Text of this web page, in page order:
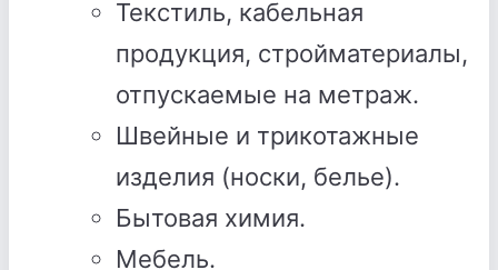
Текстиль, кабельная
продукция, стройматериалы,
отпускаемые на метраж.
Швейные и трикотажные
изделия (носки, белье).
Бытовая химия.
Мебель.